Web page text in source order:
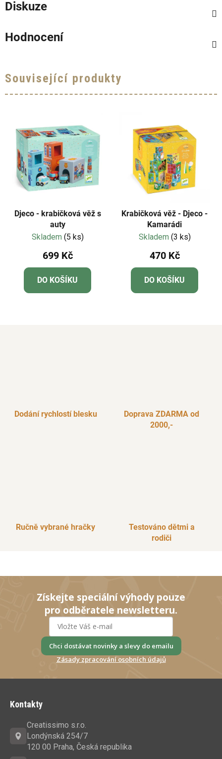
Diskuze
Hodnocení
Související produkty
Djeco - krabičková věž s
auty
Skladem (5 ks)
699 Kč
DO KOŠÍKU
Krabičková věž - Djeco -
Kamarádi
Skladem (3 ks)
470 Kč
DO KOŠÍKU
Dodání rychlostí blesku
Doprava ZDARMA od
2000,-
Ručně vybrané hračky
Testováno dětmi a
rodiči
Získejte speciální výhody pouze
pro odběratele newsletteru.
Chci dostávat novinky a slevy do emailu
Zásady zpracování osobních údajů
Kontakty
Creatissimo s.r.o.
Londýnská 254/7
120 00 Praha, Česká republika